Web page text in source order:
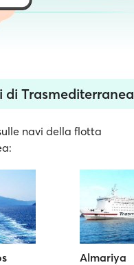
di Trasmediterranea
navi della flotta
Almariya